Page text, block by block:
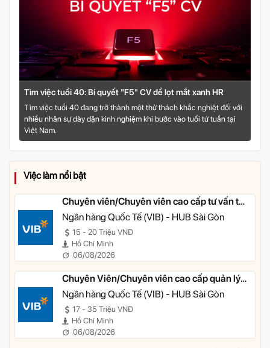
Tìm việc tuổi 40: Bí quyết "F5" CV để lọt mắt xanh HR
Tìm việc tuổi 40 đang trở thành một thử thách khắc nghiệt đối với
nhiều nhân sự dày dặn kinh nghiệm khi bước vào tuổi tứ tuần tại
Việt Nam.
Việc làm nổi bật
Chuyên viên/Chuyên viên cao cấp tư vấn tài
chính cá nhân
Ngân hàng Quốc Tế (VIB) - HUB Sài Gòn
15 - 20 Triệu VNĐ
Hồ Chí Minh
06/08/2026
Chuyên Viên/Chuyên viên cao cấp quản lý
khách hàng ưu tiên
Ngân hàng Quốc Tế (VIB) - HUB Sài Gòn
17 - 35 Triệu VNĐ
Hồ Chí Minh
06/08/2026